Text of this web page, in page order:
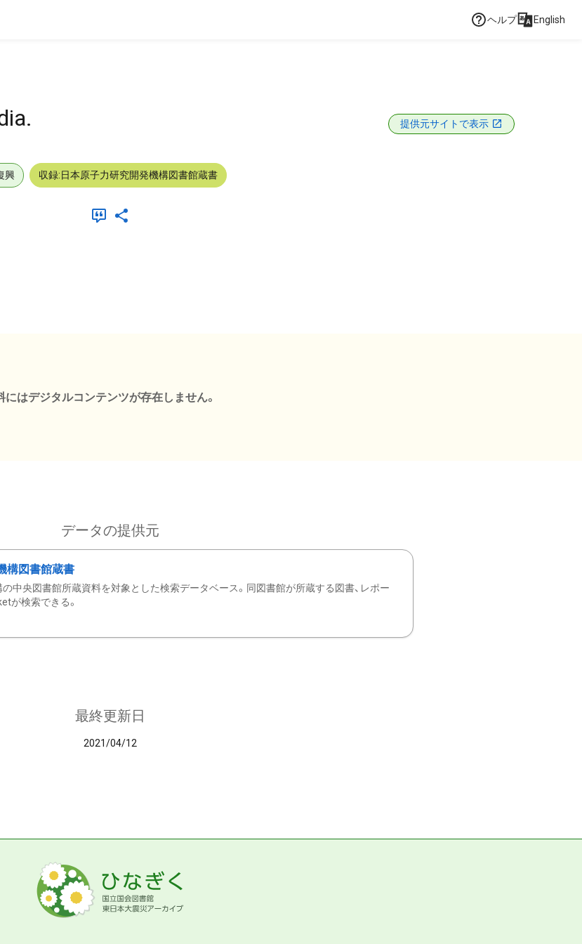
ヘルプ English
提供元サイトで表示
興 収録:日本原子力研究開発機構図書館蔵書
にはデジタルコンテンツが存在しません。
データの提供元
構図書館蔵書
中央図書館所蔵資料を対象とした検索データベース。同図書館が所蔵する図書、レポー
が検索できる。
最終更新日
2021/04/12